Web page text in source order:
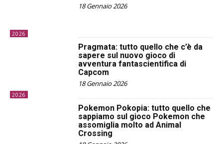
2026
18 Gennaio 2026
2026
Pragmata: tutto quello che c’è da
sapere sul nuovo gioco di
avventura fantascientifica di
Capcom
18 Gennaio 2026
Pokemon Pokopia: tutto quello che
sappiamo sul gioco Pokemon che
assomiglia molto ad Animal
Crossing